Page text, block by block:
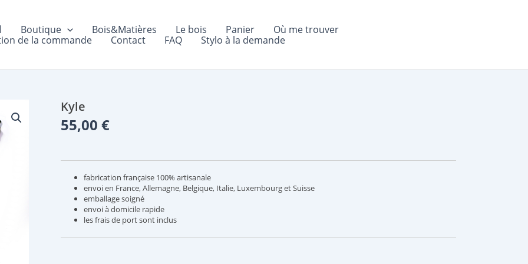
Boutique Bois&Matières Le bois Panier
Où me trouver
de la commande
Contact FAQ Stylo à la demande
Kyle
55,00 €
fabrication française 100% artisanale
envoi en France, Allemagne, Belgique, Italie, Luxembourg et Suisse
emballage soigné
envoi à domicile rapide
les frais de port sont inclus
quantité
de
Kyle